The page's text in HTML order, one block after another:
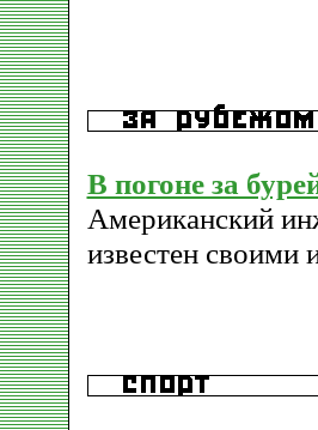
В погоне за
Американский
известен своими